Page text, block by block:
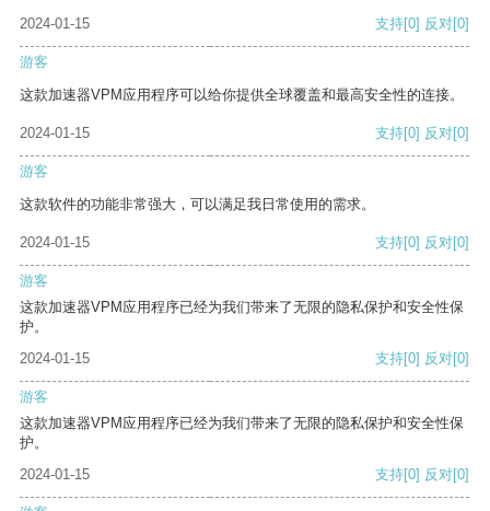
2024-01-15 支持[0] 反对[0]
游客
这款加速器VPM应用程序可以给你提供全球覆盖和最高安全性的连接。
2024-01-15 支持[0] 反对[0]
游客
这款软件的功能非常强大，可以满足我日常使用的需求。
2024-01-15 支持[0] 反对[0]
游客
这款加速器VPM应用程序已经为我们带来了无限的隐私保护和安全性保
护。
2024-01-15
支持[0] 反对[0]
游客
这款加速器VPM应用程序已经为我们带来了无限的隐私保护和安全性保
护。
2024-01-15
支持[0] 反对[0]